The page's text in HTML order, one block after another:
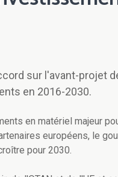
sur l'avant-projet
en 2016-2030.
en matériel majeur
européens, le
pour 2030.